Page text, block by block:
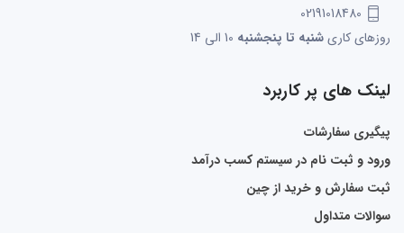
02191018480
روزهای کاریشنبه تا پنجشنبه
لینک های پر کاربرد
پیگیری سفارشات
ورود و ثبت نام در سیستم کسب درآمد
ثبت سفارش و خرید از چین
سوالات متداول